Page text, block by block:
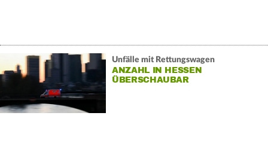
Unfälle mit Rettungswagen
ANZAHL IN HESSEN
ÜBERSCHAUBAR